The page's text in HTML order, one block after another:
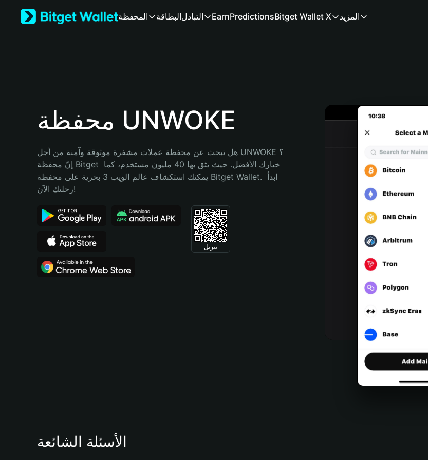
Bahasa Indonesia
Português (Brasil)
المحفظة البطاقةالتبادل EarnPredictionsBitget Wallet X المزيد
محفظة UNWOKE
هل تبحث عن محفظة عملات مشفرة موثوقة وآمنة من أجل UNWOKE؟
إنّ محفظة Bitget خيارك الأفضل. حيث يثق بها 40 مليون مستخدم، كما
يمكنك استكشاف عالم الويب 3 بحرية على محفظة Bitget Wallet. ابدأ
رحلتك الآن!
تنزيل
الأسئلة الشائعة